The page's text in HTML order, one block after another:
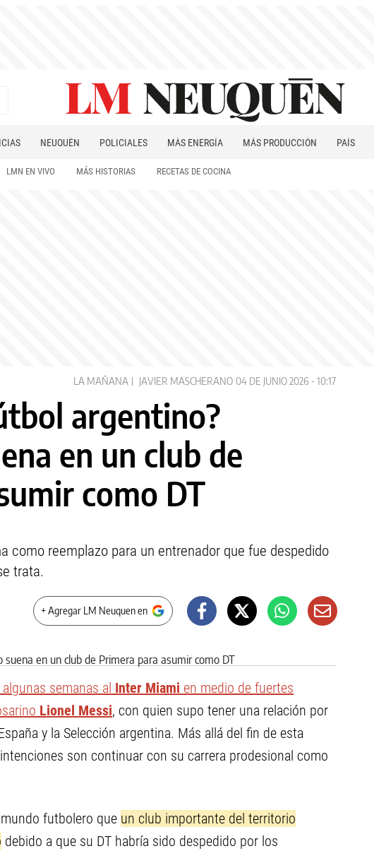
NEUQUÉN POLICIALES MÁS ENERGÍA MÁS PRODUCCIÓN PAÍS
LMN EN VIVO MÁS HISTORIAS RECETAS DE COCINA
LA MAÑANA JAVIER MASCHERANO 04 DE JUNIO 2026 - 10:17
argentino?
en un club de
como DT
como reemplazo para un entrenador que fue despedido
trata.
+ Agregar LM Neuquen en
semanas al Inter Miami en medio de fuertes
Lionel Messi, con quien supo tener una relación por
y la Selección argentina. Más allá del fin de esta
son continuar con su carrera prodesional como
futbolero que un club importante del territorio
debido a que su DT habría sido despedido por los